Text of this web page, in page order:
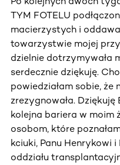
TYM FOTELU
macierzystych i
towarzystwie mojej
dzielnie dotrzymywała
serdecznie dziękuję.
powiedziałam sobie, że
zrezygnowała. Dziękuję
kolejna bariera w moim
osobom, które
kciuki, Panu Henrykowi i
oddziału